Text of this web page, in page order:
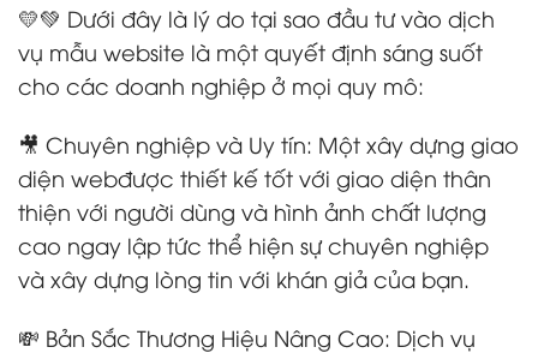
💛💚 Dưới đây là lý do tại sao đầu tư vào dịch
vụ mẫu website là một quyết định sáng suốt
cho các doanh nghiệp ở mọi quy mô:
🎥 Chuyên nghiệp và Uy tín: Một xây dựng giao
diện webđược thiết kế tốt với giao diện thân
thiện với người dùng và hình ảnh chất lượng
cao ngay lập tức thể hiện sự chuyên nghiệp
và xây dựng lòng tin với khán giả của bạn.
💸 Bản Sắc Thương Hiệu Nâng Cao: Dịch vụ